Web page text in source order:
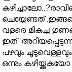
വളരെ മികച്ച
ഇത്
പഴവും
ഒന്നും കഴിയ്ക്കുകയോ